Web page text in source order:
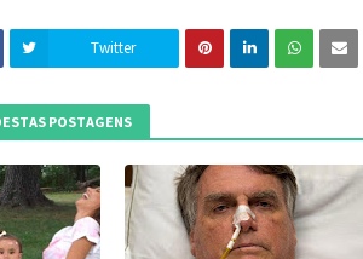
Twitter
POSTAGENS